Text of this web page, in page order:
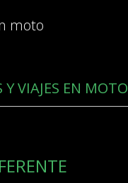
moto
VIAJES EN MOTO